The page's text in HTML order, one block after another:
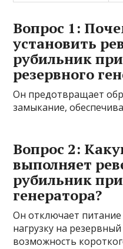
Вопрос 1:
установить
рубильник
резервного
Он предотвращает
замыкание,
Вопрос 2:
выполняет
рубильник
генератора?
Он отключает
нагрузку на
возможность